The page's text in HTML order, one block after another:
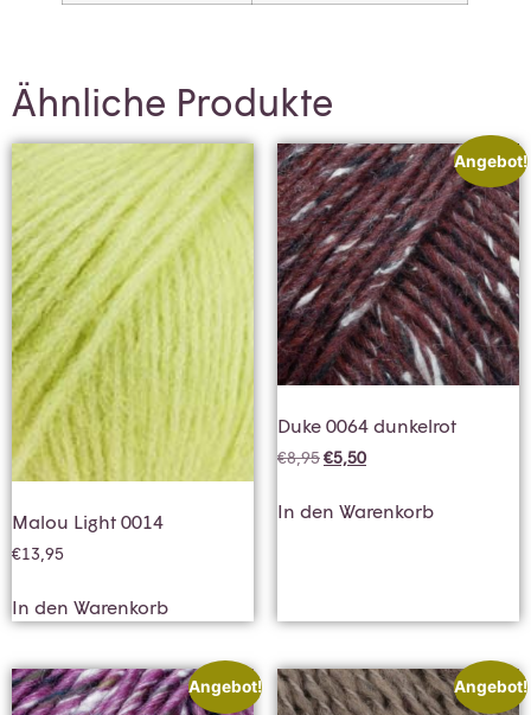
Ähnliche Produkte
Malou Light 0014
€13,95
In den Warenkorb
Angebot!
Duke 0064 dunkelrot
€8,95€5,50
In den Warenkorb
Angebot! Angebot!